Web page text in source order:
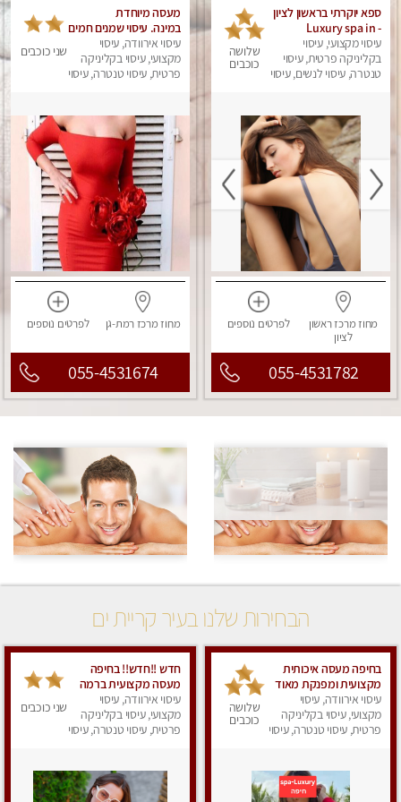
ספא יוקרתי בראשון לציון
- Luxury spa in
Rishon Lezion
עיסוי מקצועי, עיסוי
בקליניקה פרטית, עיסוי
טנטרה, עיסוי לנשים, עיסוי
שלושה
כוכבים
מחוז מרכזראשון
לציון
לפרטים נוספים
055-4531782
מעסה מיוחדת
במינה. עיסוי שמנים חמים
עיסוי אירוודה, עיסוי
מקצועי, עיסוי בקליניקה
פרטית, עיסוי טנטרה, עיסוי
שני כוכבים
מחוז מרכז רמת-גן לפרטים נוספים
055-4531674
הבחירות שלנו בעיר קריית ים
בחיפה מעסה איכותית
מקצועית ומפנקת מאוד
עיסוי אירוודה, עיסוי
מקצועי, עיסוי בקליניקה
פרטית, עיסוי טנטרה, עיסוי
שלושה
כוכבים
חדש !!חדש!! בחיפה
מעסה מקצועית ברמה
גבוה
עיסוי אירוודה, עיסוי
מקצועי, עיסוי בקליניקה
פרטית, עיסוי טנטרה, עיסוי
שני כוכבים